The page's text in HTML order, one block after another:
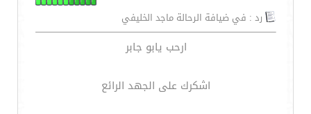
رد : في ضيافة الرحالة ماجد الخليفي
ارحب يابو جابر
اشكرك على الجهد الرائع